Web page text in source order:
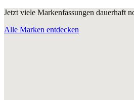
Jetzt viele Markenfassungen dauerhaft
Alle Marken entdecken